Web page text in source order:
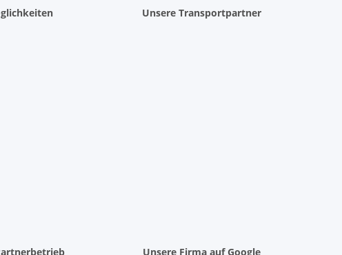
Unsere Transportpartner
Unsere Firma auf Google